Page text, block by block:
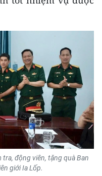
động viên, tặng quà Ban
giới Ia Lốp.